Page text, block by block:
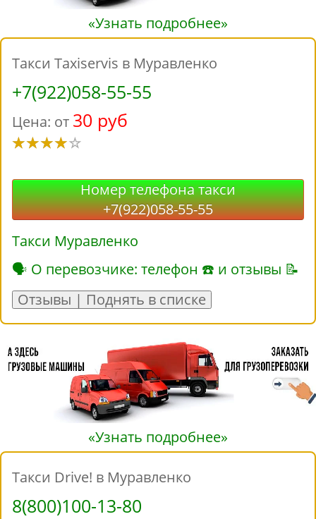
«Узнать подробнее»
Такси Taxiservis в Муравленко
+7(922)058-55-55
Цена: от 30 руб
Номер телефона такси
+7(922)058-55-55
Такси Муравленко
🗣 О перевозчике: телефон ☎ и отзывы 📝
Отзывы | Поднять в списке
«Узнать подробнее»
Такси Drive! в Муравленко
8(800)100-13-80